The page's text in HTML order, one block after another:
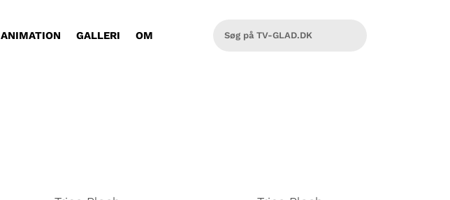
ANIMATION GALLERI OM